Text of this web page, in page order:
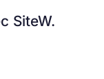
SiteW.